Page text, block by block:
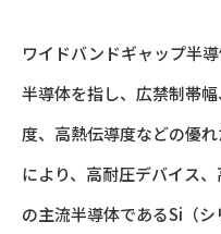
ワイドバンドギャップ半
半導体を指し、広禁制帯
度、高熱伝導度などの優れ
により、高耐圧デバイス
の主流半導体であるSi（